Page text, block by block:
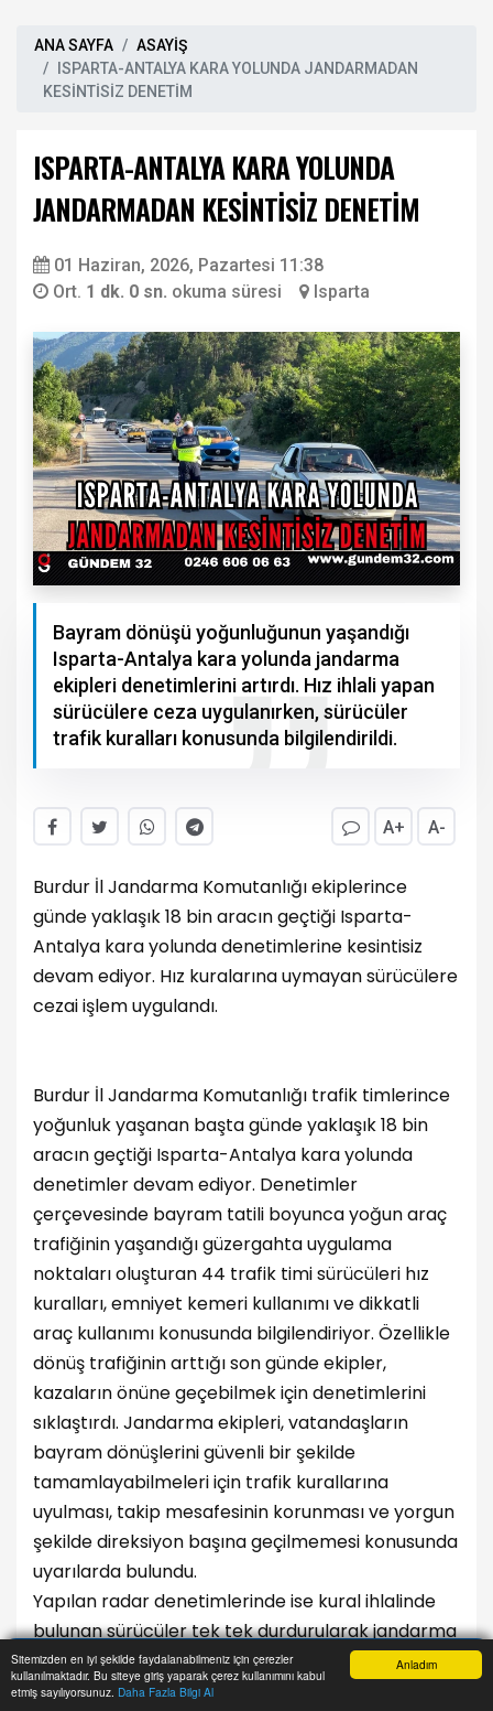
Anladım
Sitemizden en iyi şekilde faydalanabilmeniz için çerezler
kullanılmaktadır. Bu siteye giriş yaparak çerez kullanımını kabul
etmiş sayılıyorsunuz. Daha Fazla Bilgi Al
ANA SAYFA
ASAYİŞ
ISPARTA-ANTALYA KARA YOLUNDA JANDARMADAN
KESİNTİSİZ DENETİM
ISPARTA-ANTALYA KARA YOLUNDA
JANDARMADAN KESİNTİSİZ DENETİM
01 Haziran, 2026, Pazartesi 11:38
Ort. 1 dk. 0 sn. okuma süresi Isparta
Bayram dönüşü yoğunluğunun yaşandığı
Isparta-Antalya kara yolunda jandarma
ekipleri denetimlerini artırdı. Hız ihlali yapan
sürücülere ceza uygulanırken, sürücüler
trafik kuralları konusunda bilgilendirildi.
A+ A-
Burdur İl Jandarma Komutanlığı ekiplerince
günde yaklaşık 18 bin aracın geçtiği Isparta-
Antalya kara yolunda denetimlerine kesintisiz
devam ediyor. Hız kuralarına uymayan sürücülere
cezai işlem uygulandı.
Burdur İl Jandarma Komutanlığı trafik timlerince
yoğunluk yaşanan başta günde yaklaşık 18 bin
aracın geçtiği Isparta-Antalya kara yolunda
denetimler devam ediyor. Denetimler
çerçevesinde bayram tatili boyunca yoğun araç
trafiğinin yaşandığı güzergahta uygulama
noktaları oluşturan 44 trafik timi sürücüleri hız
kuralları, emniyet kemeri kullanımı ve dikkatli
araç kullanımı konusunda bilgilendiriyor. Özellikle
dönüş trafiğinin arttığı son günde ekipler,
kazaların önüne geçebilmek için denetimlerini
sıklaştırdı. Jandarma ekipleri, vatandaşların
bayram dönüşlerini güvenli bir şekilde
tamamlayabilmeleri için trafik kurallarına
uyulması, takip mesafesinin korunması ve yorgun
şekilde direksiyon başına geçilmemesi konusunda
uyarılarda bulundu.
Yapılan radar denetimlerinde ise kural ihlalinde
bulunan sürücüler tek tek durdurularak jandarma
ekiplerince bilgilendirildi. Sürücülere cezai işlem
de uygulanırken sürücüler yapılan
Anasayfa Yazarlar Haber Ara İhbar Hattı Menu